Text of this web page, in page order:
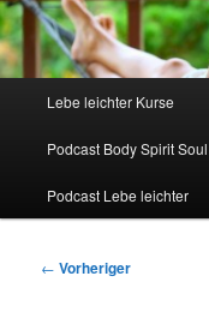
Lebe leichter Kurse
Podcast Body Spirit Soul
Podcast Lebe leichter
Beitragsnavigation
← Vorheriger